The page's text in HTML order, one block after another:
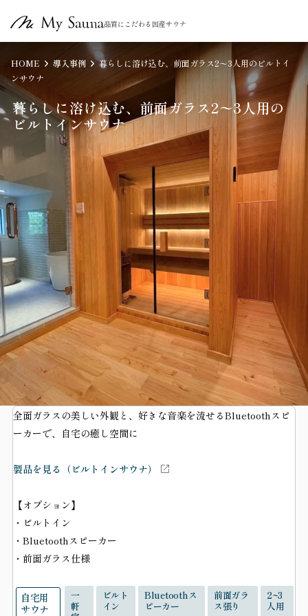
品質にこだわる国産サウナ
HOME 導入事例
暮らしに溶け込む、前面ガラス2〜3人用のビルトイ
ンサウナ
暮らしに溶け込む、前面ガラス2〜3人用の
ビルトインサウナ
全面ガラスの美しい外観と、好きな音楽を流せるBluetoothスピ
ーカーで、自宅の癒し空間に
製品を見る（ビルトインサウナ）
【オプション】
・ビルトイン
・Bluetoothスピーカー
・前面ガラス仕様
自宅用
サウナ
一
軒
ビルト
イン
Bluetoothス
ピーカー
前面ガラ
ス張り
2~3
人用